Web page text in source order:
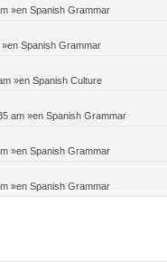
»en Spanish Grammar
»en Spanish Grammar
»en Spanish Culture
am »en Spanish Grammar
»en Spanish Grammar
»en Spanish Grammar